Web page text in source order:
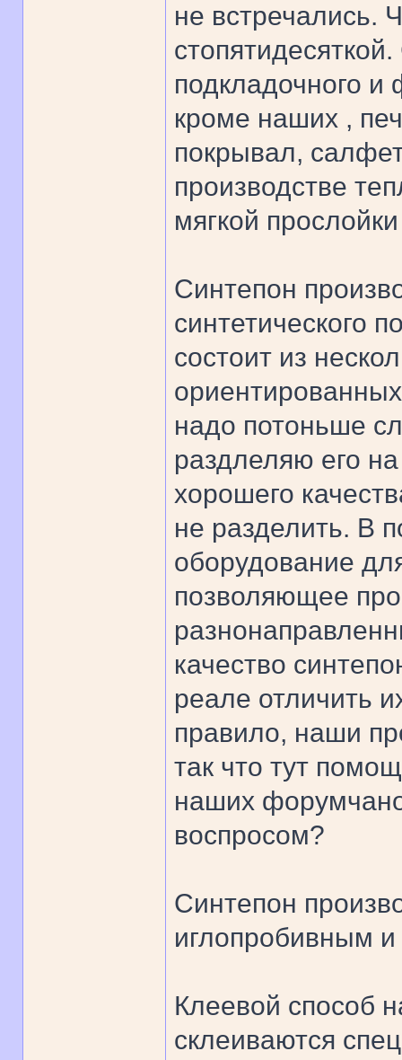
не встречались.
подкладочного
кроме наших ,
покрывал,
производстве
мягкой
Синтепон
синтетического
состоит из
надо потоньше
раздлеляю его
хорошего
не разделить. В
оборудование
позволяющее
качество
реале отличить
правило, наши
так что тут
наших
воспросом?
Синтепон
иглопробивным
Клеевой способ
склеиваются